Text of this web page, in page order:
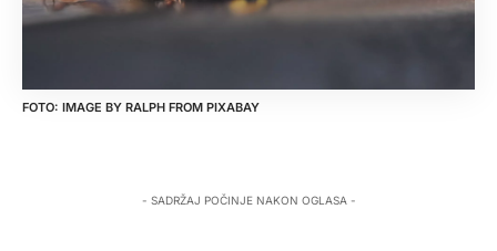
IMAGE BY RALPH FROM PIXABAY
- SADRŽAJ POČINJE NAKON OGLASA -